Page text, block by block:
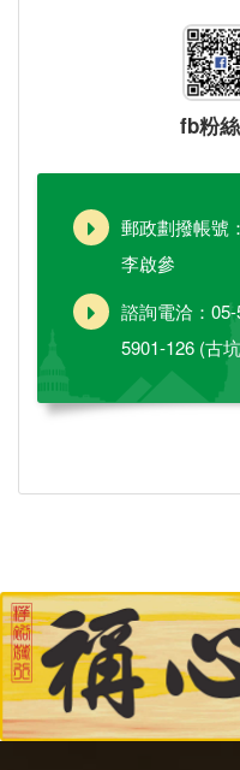
fb粉
郵政劃撥帳
李啟參
諮詢電洽：
5901-126 (古